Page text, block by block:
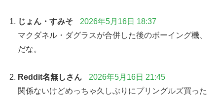
じょん・すみそ
2026年5月16日 18:37
マクダネル・ダグラスが合併した後のボーイング機、
だな。
Reddit名無しさん
2026年5月16日 21:45
関係ないけどめっちゃ久しぶりにプリングルズ買った